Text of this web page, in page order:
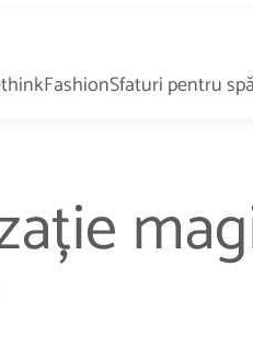
Sfaturi pentru